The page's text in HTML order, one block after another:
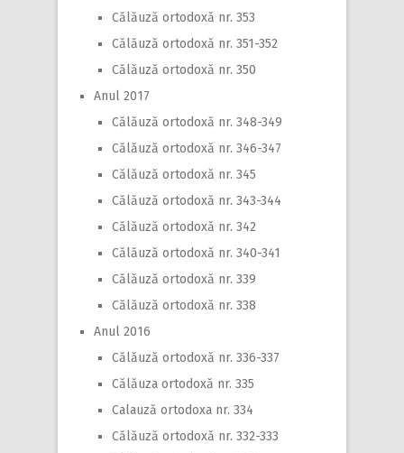
Călăuză ortodoxă nr. 353
Călăuză ortodoxă nr. 351-352
Călăuză ortodoxă nr. 350
Anul 2017
Călăuză ortodoxă nr. 348-349
Călăuză ortodoxă nr. 346-347
Călăuză ortodoxă nr. 345
Călăuză ortodoxă nr. 343-344
Călăuză ortodoxă nr. 342
Călăuză ortodoxă nr. 340-341
Călăuză ortodoxă nr. 339
Călăuză ortodoxă nr. 338
Anul 2016
Călăuză ortodoxă nr. 336-337
Călăuza ortodoxă nr. 335
Calauză ortodoxa nr. 334
Călăuză ortodoxă nr. 332-333